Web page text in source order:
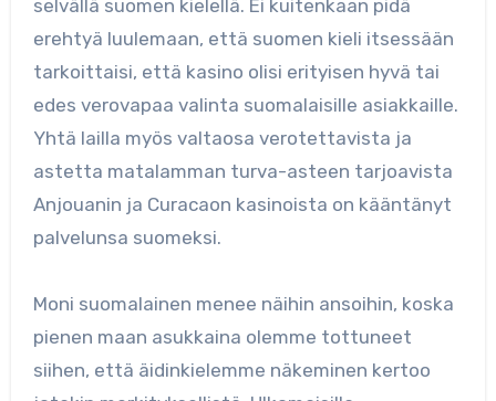
selvällä suomen kielellä. Ei kuitenkaan pidä
erehtyä luulemaan, että suomen kieli itsessään
tarkoittaisi, että kasino olisi erityisen hyvä tai
edes verovapaa valinta suomalaisille asiakkaille.
Yhtä lailla myös valtaosa verotettavista ja
astetta matalamman turva-asteen tarjoavista
Anjouanin ja Curacaon kasinoista on kääntänyt
palvelunsa suomeksi.
Moni suomalainen menee näihin ansoihin, koska
pienen maan asukkaina olemme tottuneet
siihen, että äidinkielemme näkeminen kertoo